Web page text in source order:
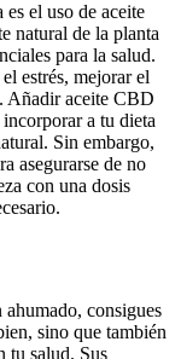
el uso de aceite
natural de la planta
para la salud.
estrés, mejorar el
Añadir aceite CBD
a tu dieta
Sin embargo,
asegurarse de no
con una dosis
consigues
sino que también
tu salud. Sus